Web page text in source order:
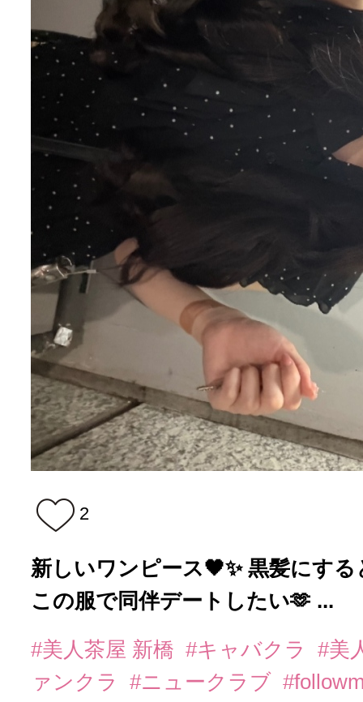
2
新しいワンピース🖤✨ 黒髪にす
この服で同伴デートしたい🫶 ...
#美人茶屋 新橋 #キャバクラ
#美
ァンクラ
#ニュークラブ